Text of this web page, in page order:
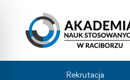
Rekrutacja